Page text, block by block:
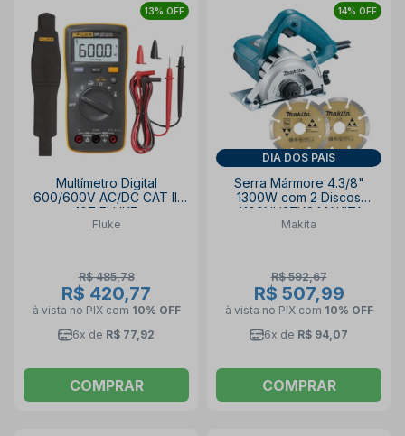
13% OFF
Multímetro Digital
600/600V AC/DC CAT III
107 FLUKE
Fluke
R$ 485,78
R$ 420,77
à vista no PIX com 10% OFF
6x de R$ 77,92
COMPRAR
14% OFF
DIA DOS PAIS
Serra Mármore 4.3/8"
1300W com 2 Discos
4100NH3ZX2 MAKITA
Makita
R$ 592,67
R$ 507,99
à vista no PIX com 10% OFF
6x de R$ 94,07
COMPRAR